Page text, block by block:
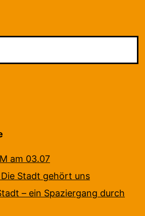
am 03.07
Stadt gehört uns
– ein Spaziergang durch